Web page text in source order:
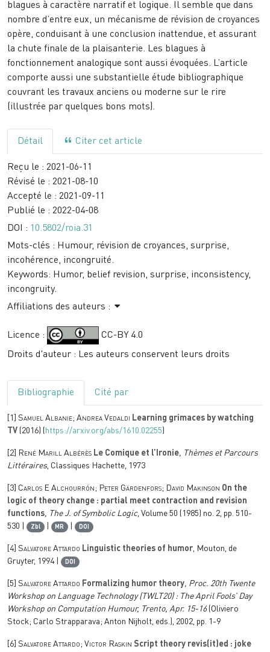
blagues à caractère narratif et logique. Il semble que dans
nombre d’entre eux, un mécanisme de révision de croyances
opère, conduisant à une conclusion inattendue, et assurant
la chute finale de la plaisanterie. Les blagues à
fonctionnement analogique sont aussi évoquées. L’article
comporte aussi une substantielle étude bibliographique
couvrant les travaux anciens ou moderne sur le rire
(illustrée par quelques bons mots).
Détail Citer cet article
Reçu le : 2021-06-11
Révisé le : 2021-08-10
Accepté le : 2021-09-11
Publié le : 2022-04-08
DOI : 10.5802/roia.31
Mots-clés : Humour, révision de croyances, surprise,
incohérence, incongruité.
Keywords: Humor, belief revision, surprise, inconsistency,
incongruity.
Affiliations des auteurs :
Licence : CC-BY 4.0
Droits d'auteur : Les auteurs conservent leurs droits
Bibliographie Cité par
[1] Samuel Albanie; Andrea Vedaldi Learning grimaces by watching
TV (2016) ( https://arxiv.org/abs/1610.02255)
[2] René Marill Albérès Le Comique et l’Ironie, Thèmes et Parcours
Littéraires, Classiques Hachette, 1973
[3] Carlos E Alchourrón; Peter Gärdenfors; David Makinson On the
logic of theory change : partial meet contraction and revision
functions, The J. of Symbolic Logic, Volume 50 (1985) no. 2, pp. 510-
530 |
Zbl | MR | DOI
[4] Salvatore Attardo Linguistic theories of humor, Mouton, de
Gruyter, 1994 |
DOI
[5] Salvatore Attardo Formalizing humor theory, Proc. 20th Twente
Workshop on Language Technology (TWLT20) : The April Fools’ Day
Workshop on Computation Humour, Trento, Apr. 15-16(Oliviero
Stock; Carlo Strapparava; Anton Nijholt, eds.), 2002, pp. 1-9
[6] Salvatore Attardo; Victor Raskin Script theory revis(it)ed : joke